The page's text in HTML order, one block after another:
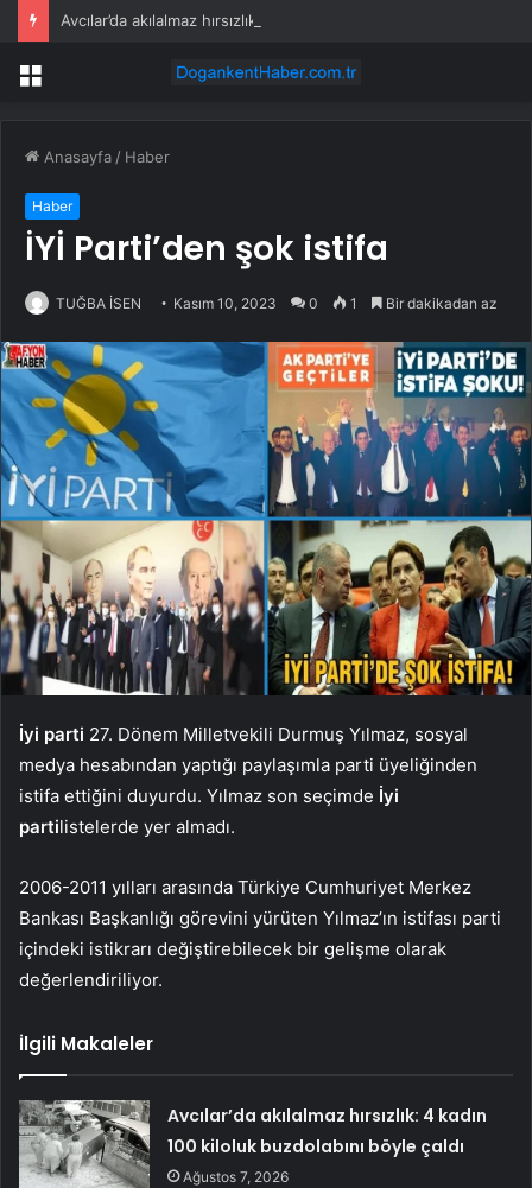
Menü
Anasayfa / Haber
Haber
İYİ Parti’den şok istifa
TUĞBA İSEN Kasım 10, 2023 0 1 Bir dakikadan az
İyi parti 27. Dönem Milletvekili Durmuş Yılmaz, sosyal
medya hesabından yaptığı paylaşımla parti üyeliğinden
istifa ettiğini duyurdu. Yılmaz son seçimde İyi
partilistelerde yer almadı.
2006-2011 yılları arasında Türkiye Cumhuriyet Merkez
Bankası Başkanlığı görevini yürüten Yılmaz’ın istifası parti
içindeki istikrarı değiştirebilecek bir gelişme olarak
değerlendiriliyor.
İlgili Makaleler
Avcılar’da akılalmaz hırsızlık: 4 kadın
100 kiloluk buzdolabını böyle çaldı
Ağustos 7, 2026